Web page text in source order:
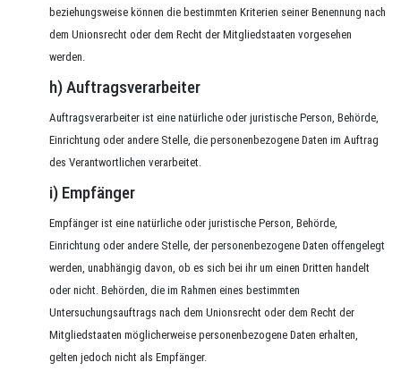
beziehungsweise können die bestimmten Kriterien seiner Benennung nach
dem Unionsrecht oder dem Recht der Mitgliedstaaten vorgesehen
werden.
h) Auftragsverarbeiter
Auftragsverarbeiter ist eine natürliche oder juristische Person, Behörde,
Einrichtung oder andere Stelle, die personenbezogene Daten im Auftrag
des Verantwortlichen verarbeitet.
i) Empfänger
Empfänger ist eine natürliche oder juristische Person, Behörde,
Einrichtung oder andere Stelle, der personenbezogene Daten offengelegt
werden, unabhängig davon, ob es sich bei ihr um einen Dritten handelt
oder nicht. Behörden, die im Rahmen eines bestimmten
Untersuchungsauftrags nach dem Unionsrecht oder dem Recht der
Mitgliedstaaten möglicherweise personenbezogene Daten erhalten,
gelten jedoch nicht als Empfänger.